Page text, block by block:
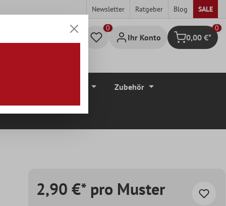
Newsletter Ratgeber Blog SALE
Ihr Konto Warenkorb
0
0,00 €*
Zubehör
2,90 €* pro Muster